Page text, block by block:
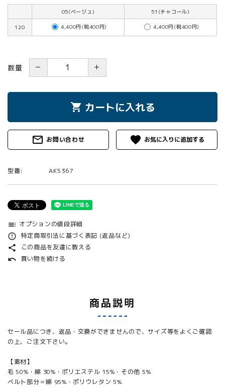
05(ベージュ) 51(チャコール)
120 4,400円(税400円) 4,400円(税400円)
数量 － ＋
shopping_cart カートに入れる
mail_outline お問い合わせ favorite
型番: AK5367
toc オプションの値段詳細
error_outline 特定商取引法に基づく表記 (返品など)
share この商品を友達に教える
undo 買い物を続ける
商品説明
セール品につき、返品・交換ができませんので、サイズ等をよくご確認
の上、ご注文下さい。
【素材】
毛 50%・綿 30%・ポリエステル 15%・その他 5%
ベルト部分＝綿 95%・ポリウレタン 5%